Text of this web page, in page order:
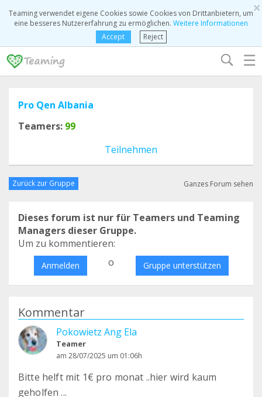
×
Teaming verwendet eigene Cookies sowie Cookies von Drittanbietern, um
eine besseres Nutzererfahrung zu ermöglichen. Weitere Informationen
Accept
Reject
☰
Pro Qen Albania
Teamers: 99
Teilnehmen
Zurück zur Gruppe Ganzes Forum sehen
Dieses forum ist nur für Teamers und Teaming
Managers dieser Gruppe.
Um zu kommentieren:
Anmelden o Gruppe unterstützen
Kommentar
Pokowietz Ang Ela
Teamer
am 28/07/2025 um 01:06h
Bitte helft mit 1€ pro monat ..hier wird kaum
geholfen ...